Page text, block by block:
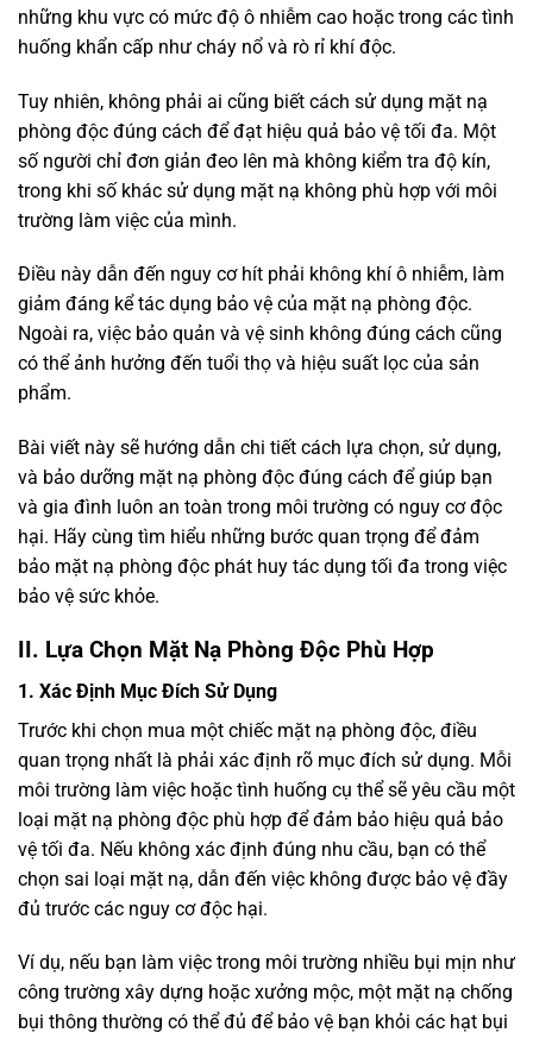
những khu vực có mức độ ô nhiễm cao hoặc trong các tình
huống khẩn cấp như cháy nổ và rò rỉ khí độc.
Tuy nhiên, không phải ai cũng biết cách sử dụng mặt nạ
phòng độc đúng cách để đạt hiệu quả bảo vệ tối đa. Một
số người chỉ đơn giản đeo lên mà không kiểm tra độ kín,
trong khi số khác sử dụng mặt nạ không phù hợp với môi
trường làm việc của mình.
Điều này dẫn đến nguy cơ hít phải không khí ô nhiễm, làm
giảm đáng kể tác dụng bảo vệ của mặt nạ phòng độc.
Ngoài ra, việc bảo quản và vệ sinh không đúng cách cũng
có thể ảnh hưởng đến tuổi thọ và hiệu suất lọc của sản
phẩm.
Bài viết này sẽ hướng dẫn chi tiết cách lựa chọn, sử dụng,
và bảo dưỡng mặt nạ phòng độc đúng cách để giúp bạn
và gia đình luôn an toàn trong môi trường có nguy cơ độc
hại. Hãy cùng tìm hiểu những bước quan trọng để đảm
bảo mặt nạ phòng độc phát huy tác dụng tối đa trong việc
bảo vệ sức khỏe.
II. Lựa Chọn Mặt Nạ Phòng Độc Phù Hợp
1. Xác Định Mục Đích Sử Dụng
Trước khi chọn mua một chiếc mặt nạ phòng độc, điều
quan trọng nhất là phải xác định rõ mục đích sử dụng. Mỗi
môi trường làm việc hoặc tình huống cụ thể sẽ yêu cầu một
loại mặt nạ phòng độc phù hợp để đảm bảo hiệu quả bảo
vệ tối đa. Nếu không xác định đúng nhu cầu, bạn có thể
chọn sai loại mặt nạ, dẫn đến việc không được bảo vệ đầy
đủ trước các nguy cơ độc hại.
Ví dụ, nếu bạn làm việc trong môi trường nhiều bụi mịn như
công trường xây dựng hoặc xưởng mộc, một mặt nạ chống
bụi thông thường có thể đủ để bảo vệ bạn khỏi các hạt bụi